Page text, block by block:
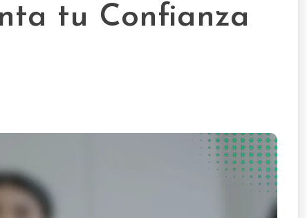
tu Confianza